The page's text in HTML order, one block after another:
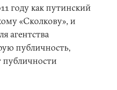
году как путинский
«Сколкову», и
агентства
публичность,